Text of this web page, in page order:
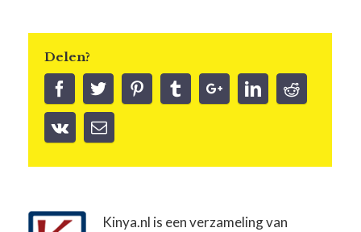
Delen?
Kinya.nl is een verzameling van